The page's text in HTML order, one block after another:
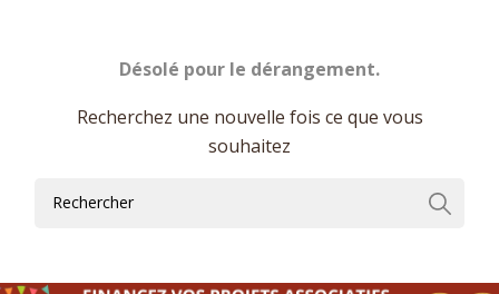
Désolé pour le dérangement.
Recherchez une nouvelle fois ce que vous
souhaitez